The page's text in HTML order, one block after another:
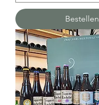
Bestellen